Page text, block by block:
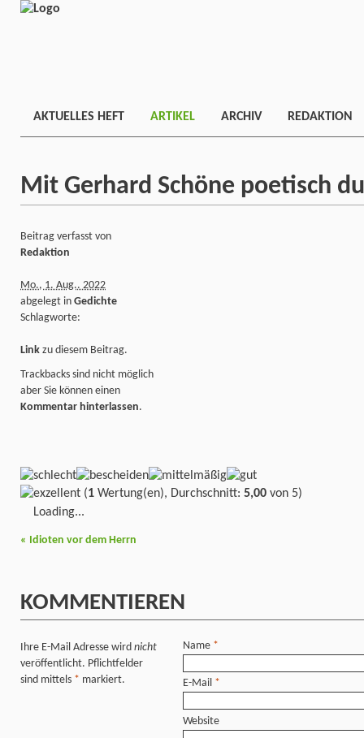
AKTUELLES HEFT ARTIKEL ARCHIV REDAKTION
Mit Gerhard Schöne poetisch
Beitrag verfasst von
Redaktion
Mo., 1. Aug.. 2022
abgelegt in Gedichte
Schlagworte:
Link zu diesem Beitrag.
Trackbacks sind nicht möglich
aber Sie können einen
Kommentar hinterlassen.
(1 Wertung(en), Durchschnitt: 5,00 von 5)
Loading...
« Idioten vor dem Herrn
KOMMENTIEREN
Ihre E-Mail Adresse wird nicht
veröffentlicht. Pflichtfelder
sind mittels * markiert.
Name *
E-Mail *
Website